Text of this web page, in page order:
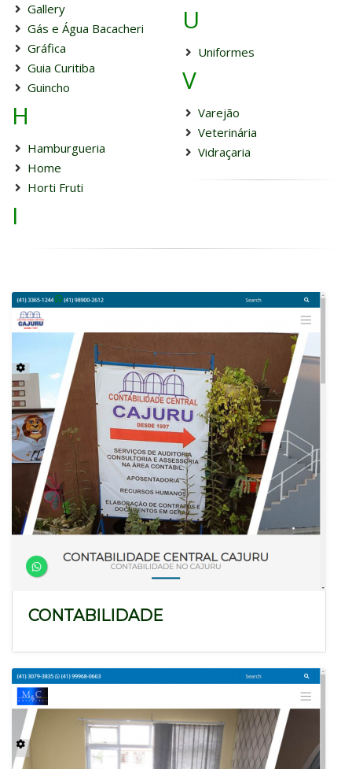
Gallery
Gás e Água Bacacheri
Gráfica
Guia Curitiba
Guincho
H
Hamburgueria
Home
Horti Fruti
I
U
Uniformes
V
Varejão
Veterinária
Vidraçaria
CONTABILIDADE